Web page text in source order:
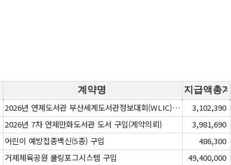
계약명 지급액총계
2026년 연제도서관 부산세계도서관정보대회(WLIC) 관련 도서 구입(계약의뢰) 3,102,390
2026년 7차 연제만화도서관 도서 구입(계약의뢰) 3,981,690
어린이 예방접종백신(5종) 구입 486,300
거제체육공원 쿨링포그시스템 구입 49,400,000